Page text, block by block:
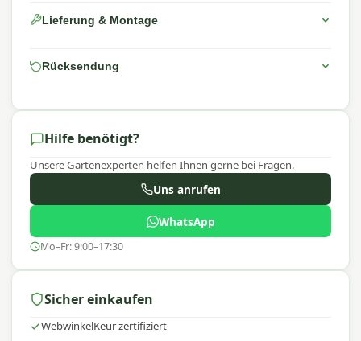
Lieferung & Montage
Rücksendung
Hilfe benötigt?
Unsere Gartenexperten helfen Ihnen gerne bei Fragen.
Uns anrufen
WhatsApp
Mo–Fr: 9:00–17:30
Sicher einkaufen
WebwinkelKeur zertifiziert